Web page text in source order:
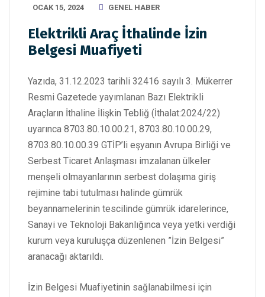
OCAK 15, 2024 GENEL HABER
Elektrikli Araç İthalinde İzin
Belgesi Muafiyeti
Yazıda, 31.12.2023 tarihli 32416 sayılı 3. Mükerrer
Resmi Gazetede yayımlanan Bazı Elektrikli
Araçların İthaline İlişkin Tebliğ (İthalat:2024/22)
uyarınca 8703.80.10.00.21, 8703.80.10.00.29,
8703.80.10.00.39 GTİP’li eşyanın Avrupa Birliği ve
Serbest Ticaret Anlaşması imzalanan ülkeler
menşeli olmayanlarının serbest dolaşıma giriş
rejimine tabi tutulması halinde gümrük
beyannamelerinin tescilinde gümrük idarelerince,
Sanayi ve Teknoloji Bakanlığınca veya yetki verdiği
kurum veya kuruluşça düzenlenen ”İzin Belgesi”
aranacağı aktarıldı.
İzin Belgesi Muafiyetinin sağlanabilmesi için